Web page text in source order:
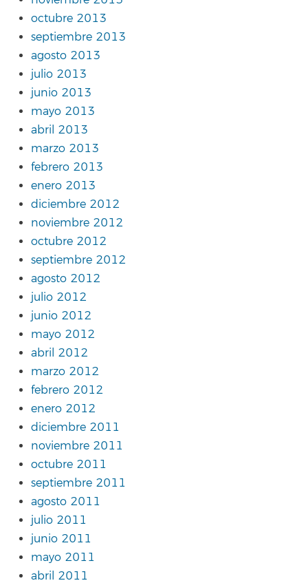
octubre 2013
septiembre 2013
agosto 2013
julio 2013
junio 2013
mayo 2013
abril 2013
marzo 2013
febrero 2013
enero 2013
diciembre 2012
noviembre 2012
octubre 2012
septiembre 2012
agosto 2012
julio 2012
junio 2012
mayo 2012
abril 2012
marzo 2012
febrero 2012
enero 2012
diciembre 2011
noviembre 2011
octubre 2011
septiembre 2011
agosto 2011
julio 2011
junio 2011
mayo 2011
abril 2011